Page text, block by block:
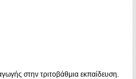
στην τριτοβάθμια εκπαίδευση.